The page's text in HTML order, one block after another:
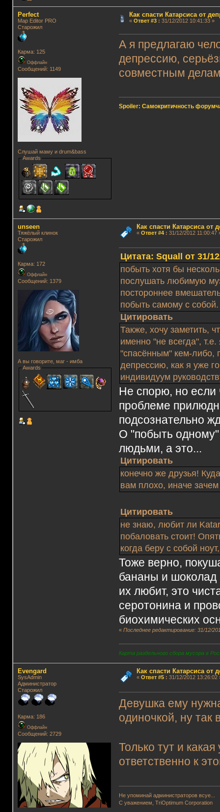
Perfect
Map Editor PRO
Старожил
Карма: 125
Оффлайн
Сообщений: 1149
Слушай маму и drum&bass
Awards
Как спасти Катарсиса от
« Ответ #3: 31/12/2012 10:41:33 »
А я предлагаю
депрессию,
совместным
Spoiler: Самокритичность
unseen
Тяжёлый клинок
Старожил
Карма: 172
Оффлайн
Сообщений: 1379
А вы говорите, маг - имба
Awards
Как спасти Катарсиса от
« Ответ #4: 31/12/2012 11:00:47
Цитата: Squall от 31/
побыть хотя бы
послушать любимую
постороннее
побыть самому с собой.
Цитировать
Также, хочу заметить,
именно "не всегда",
"спасённым" кем-либо,
депрессию, как я уже
индивидуум
Не спорю, но если
проблеме
подсознательно
О "побыть
людьми, а это...
Цитировать
конечно же друзья!
вам плохо, иначе
Цитировать
не знаю, любит ли
побаловать стоит!
когда беру с собой
Тоже верно,
бананы и шоколад
их любит, это
серотонина и
биохимических
«Последнее редактирование: 31/12/
Карта раздельного сбора мусора в
Evengard
SysAdmin
Администратор
Старожил
Карма: 186
Оффлайн
Сообщений: 2729
Как спасти Катарсиса от
« Ответ #5: 31/12/2012 13:26:02
Девушка ему
одиночкой, ну так
Только тут и
ответственно к
Не упоминай администраторов всуе...
С уважением, TriOptimum Corporation